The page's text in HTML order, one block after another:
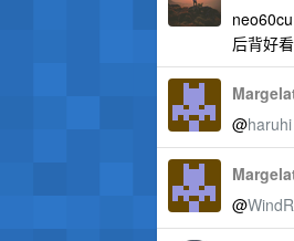
neo60cu
后背好
@haruhi
@